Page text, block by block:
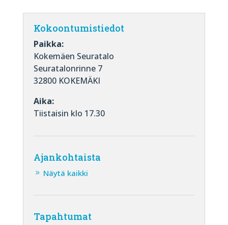
Kokoontumistiedot
Paikka:
Kokemäen Seuratalo
Seuratalonrinne 7
32800 KOKEMÄKI
Aika:
Tiistaisin klo 17.30
Ajankohtaista
Näytä kaikki
Tapahtumat